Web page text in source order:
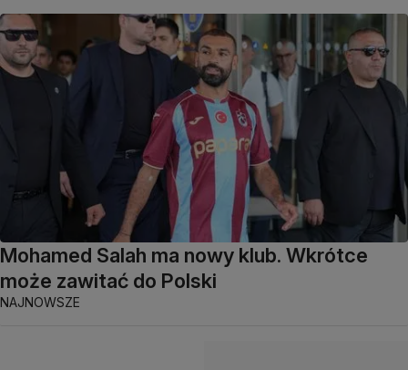
Mohamed Salah ma nowy klub. Wkrótce
może zawitać do Polski
NAJNOWSZE